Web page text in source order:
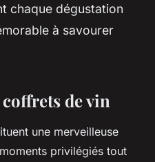
chaque dégustation
à savourer
de vin
une merveilleuse
privilégiés tout